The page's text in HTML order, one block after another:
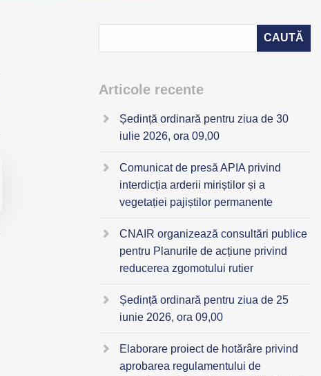
Articole recente
Ședință ordinară pentru ziua de 30
iulie 2026, ora 09,00
Comunicat de presă APIA privind
interdicția arderii miriștilor și a
vegetației pajiștilor permanente
CNAIR organizează consultări publice
pentru Planurile de acțiune privind
reducerea zgomotului rutier
Ședință ordinară pentru ziua de 25
iunie 2026, ora 09,00
Elaborare proiect de hotărâre privind
aprobarea regulamentului de